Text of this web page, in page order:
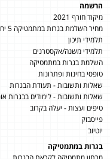
הרשמה
מיקוד חורף 2021
מחיר השלמת בגרות במתמטיקה 5 יחידות
תלמידי תיכון
תלמידי משנה/אקסטרנים
השלמת בגרות במתמטיקה
טופסי בחינות ופתרונות
שאלות ותשובות - תעודת הבגרות
שאלות ותשובות - לימודים בבגרות
טיפים ועצות - יעלה בקרוב
פייסבוק
יוטיוב
בגרות במתמטיקה